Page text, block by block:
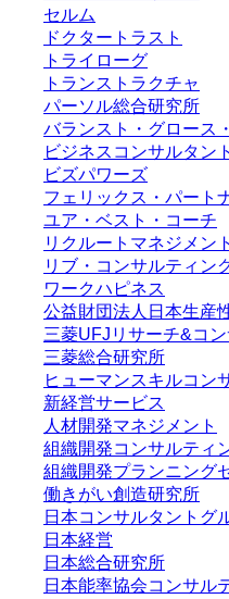
セルム
ドクタートラスト
トライローグ
トランストラクチャ
パーソル総合研究所
バランスト・グロース
ビジネスコンサルタント
ビズパワーズ
フェリックス・パート
ユア・ベスト・コーチ
リクルートマネジメン
リブ・コンサルティン
ワークハピネス
公益財団法人日本生産
三菱UFJリサーチ&コ
三菱総合研究所
ヒューマンスキルコン
新経営サービス
人材開発マネジメント
組織開発コンサルティ
組織開発プランニング
働きがい創造研究所
日本コンサルタントグ
日本経営
日本総合研究所
日本能率協会コンサル